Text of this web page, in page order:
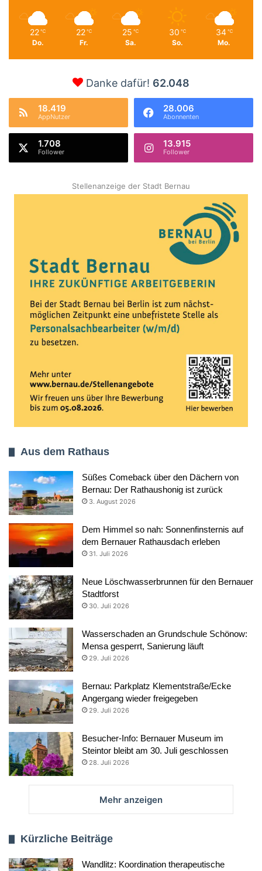
22 ℃
Do.
22 ℃
Fr.
25 ℃
Sa.
30 ℃
So.
34 ℃
Mo.
Danke dafür! 62.048
18.419
AppNutzer
28.006
Abonnenten
1.708
Follower
13.915
Follower
Stellenanzeige der Stadt Bernau
Aus dem Rathaus
Süßes Comeback über den Dächern von
Bernau: Der Rathaushonig ist zurück
3. August 2026
Dem Himmel so nah: Sonnenfinsternis auf
dem Bernauer Rathausdach erleben
31. Juli 2026
Neue Löschwasserbrunnen für den Bernauer
Stadtforst
30. Juli 2026
Wasserschaden an Grundschule Schönow:
Mensa gesperrt, Sanierung läuft
29. Juli 2026
Bernau: Parkplatz Klementstraße/Ecke
Angergang wieder freigegeben
29. Juli 2026
Besucher-Info: Bernauer Museum im
Steintor bleibt am 30. Juli geschlossen
28. Juli 2026
Mehr anzeigen
Kürzliche Beiträge
Wandlitz: Koordination therapeutische